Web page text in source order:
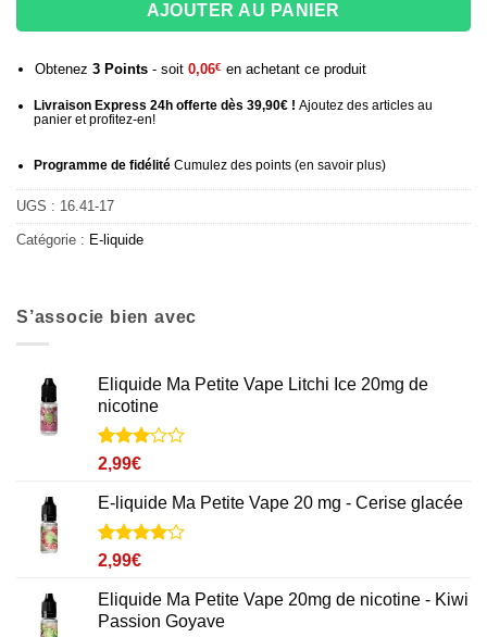
AJOUTER AU PANIER
Obtenez 3Points- soit 0,06€ en achetant ce produit
Livraison Express 24h offerte dès 39,90€ ! Ajoutez des articles au
panier et profitez-en!
Programme de fidélitéCumulez des points (en savoir plus)
UGS : 16.41-17
Catégorie : E-liquide
S’associe bien avec
Eliquide Ma Petite Vape Litchi Ice 20mg de
nicotine
Noté3
sur 5
basé
sur
1
notation
2,99€
E-liquide Ma Petite Vape 20 mg - Cerise glacée
Noté4
sur 5
basé sur
1
notation
client
2,99€
Eliquide Ma Petite Vape 20mg de nicotine - Kiwi
Passion Goyave